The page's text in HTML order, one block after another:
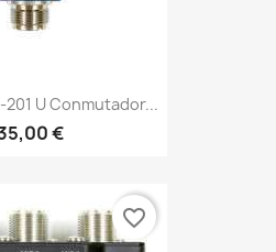
201 U Conmutador...
€
favorite_border